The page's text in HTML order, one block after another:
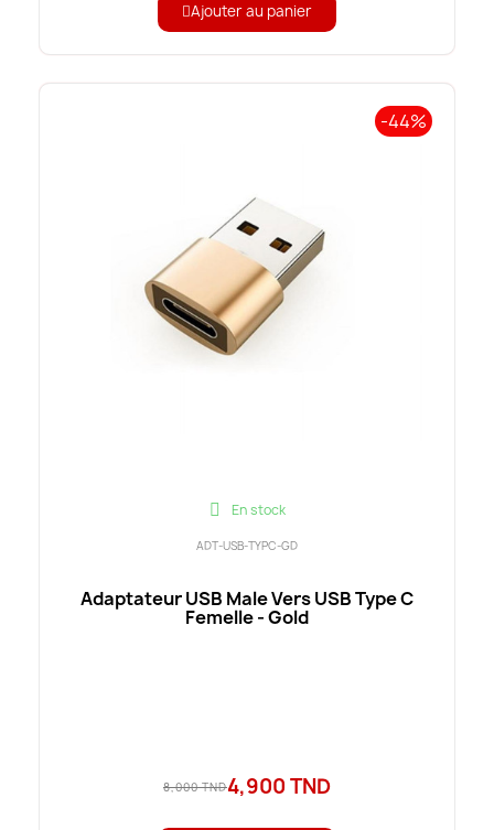
Ajouter au panier
-44%
En stock
ADT-USB-TYPC-GD
Adaptateur USB Male Vers USB Type C
Femelle - Gold
8,000 TND4,900 TND